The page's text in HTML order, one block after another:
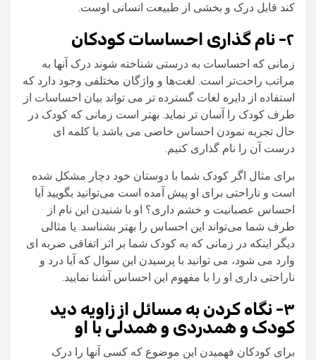
کند قابل درک و بخشی از طبیعت انسانی اوست.
۲- نام گذاری احساسات کودکان
زمانی که احساسات به درستی شناخته شوند درک آنها به
مراتب راحت‌تر است. لغت‌ها و واژگان مختلفی وجود دارد که
استفاده از دایره لغات گسترده تر می‌ تواند بیان احساسات از
طرف کودک را آسان‌ تر نماید. بهتر است زمانی که کودک در
حال تجربه نمودن احساس خاصی می‌ باشد با کلمه‌ ای
درست آن را نام گذاری کنیم.
برای مثال اگر کودک شما با دوستان خود دچار مشکل شده
است و ناراحتی برای او پیش آمده است می‌توانید بگویید آیا
احساس عصبانیت و خشم داری؟ او با شنیدن این نام از
طرف شما می‌تواند این احساس را بهتر بشناسد. یا مثالی
دیگر اینکه در زمانی که به کودک شما بر اثر اتفاقی ضربه‌ ای
وارد می‌ شود، می‌ توانید با پرسیدن این سوال که آیا درد و
ناراحتی داری او را با مفهوم این احساس آشنا نمایید.
۳- نگاه کردن به مسائل از زاویه دید
کودک و همدردی و همدلی با او
برای کودکان فهمیدن این موضوع که کسی آنها را درک